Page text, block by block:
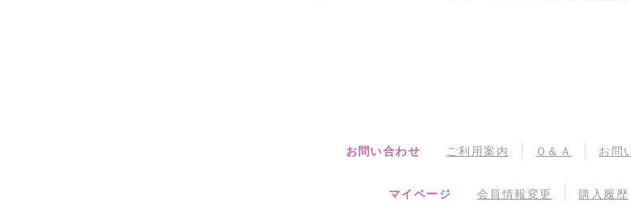
お問い合わせ ご利用案内 Ｑ＆Ａ お問
マイページ 会員情報変更 購入履歴